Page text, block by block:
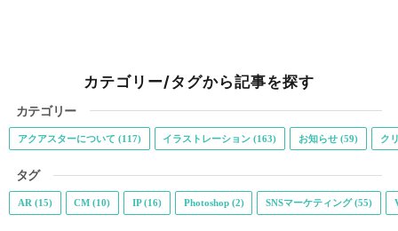
カテゴリー/タグから記事を探す
カテゴリー
アクアスターについて (117) イラストレーション (163) お知らせ (59) ク
タグ
AR (15) CM (10) IP (16) Photoshop (2) SNSマーケティング (55)